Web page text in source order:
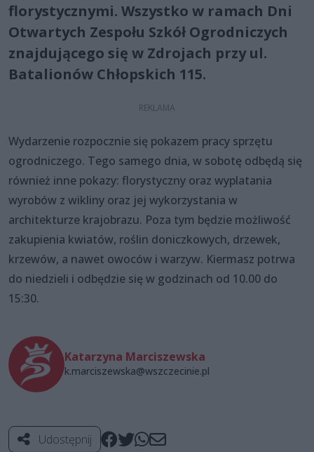
florystycznymi. Wszystko w ramach Dni
Otwartych Zespołu Szkół Ogrodniczych
znajdującego się w Zdrojach przy ul.
Batalionów Chłopskich 115.
Wydarzenie rozpocznie się pokazem pracy sprzętu
ogrodniczego. Tego samego dnia, w sobotę odbędą się
również inne pokazy: florystyczny oraz wyplatania
wyrobów z wikliny oraz jej wykorzystania w
architekturze krajobrazu. Poza tym będzie możliwość
zakupienia kwiatów, roślin doniczkowych, drzewek,
krzewów, a nawet owoców i warzyw. Kiermasz potrwa
do niedzieli i odbędzie się w godzinach od 10.00 do
15:30.
Katarzyna Marciszewska
k.marciszewska@wszczecinie.pl
Udostępnij